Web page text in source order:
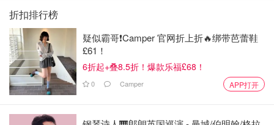
折扣排行榜
疑似霸哥❗️Camper 官网折上折🔥绑带芭蕾鞋
£61！
6折起+叠8.5折！爆款乐福£68！
0 Camper APP打开